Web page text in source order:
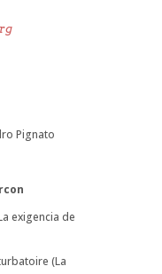
Pignato
exigencia de
(La